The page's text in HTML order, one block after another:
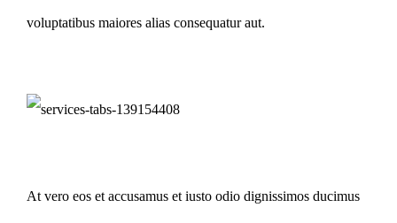
voluptatibus maiores alias consequatur aut.
At vero eos et accusamus et iusto odio dignissimos ducimus